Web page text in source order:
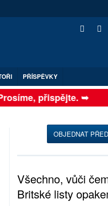
PŘÍSPĚVKY
přispějte. ➥
OBJEDNAT
Všechno, vůči
Britské listy